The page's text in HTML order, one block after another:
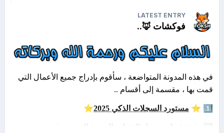
LATEST ENTRY
فوكشات 🦊..
في هذه المدونة المتواضعة ، سأقوم بإدراج جميع الأعمال التي
قمت بها ، مقسمة إلى أقسام ..
1️⃣
⭐ مستورد السجلات الذكي 2025
⭐
2️⃣
⭐ تفقيط و تحويل الفترات الزمنية إلى نص
⭐